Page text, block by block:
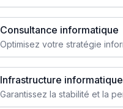
Consultance informatique
Infrastructure informatique